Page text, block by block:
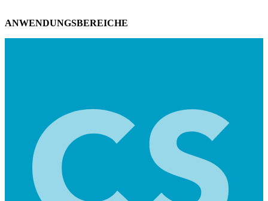
ANWENDUNGSBEREICHE